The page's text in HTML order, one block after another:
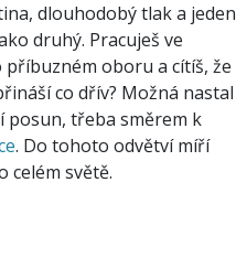
dlouhodobý tlak a jeden
druhý. Pracuješ ve
příbuzném oboru a cítíš, že
co dřív? Možná nastal
posun, třeba směrem k
. Do tohoto odvětví míří
celém světě.